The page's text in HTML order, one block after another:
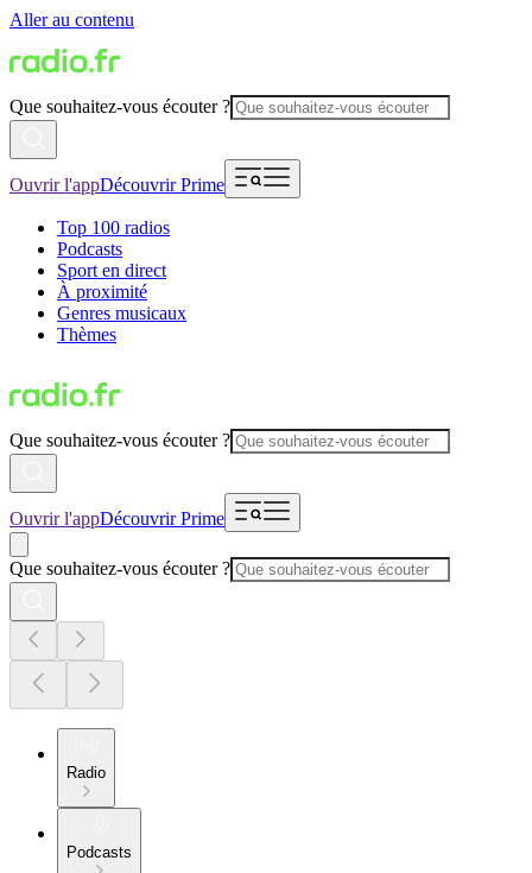
Aller au contenu
Que souhaitez-vous écouter ?
Ouvrir l'appDécouvrir Prime
Top 100 radios
Podcasts
Sport en direct
À proximité
Genres musicaux
Thèmes
Que souhaitez-vous écouter ?
Ouvrir l'appDécouvrir Prime
Que souhaitez-vous écouter ?
Radio
Podcasts